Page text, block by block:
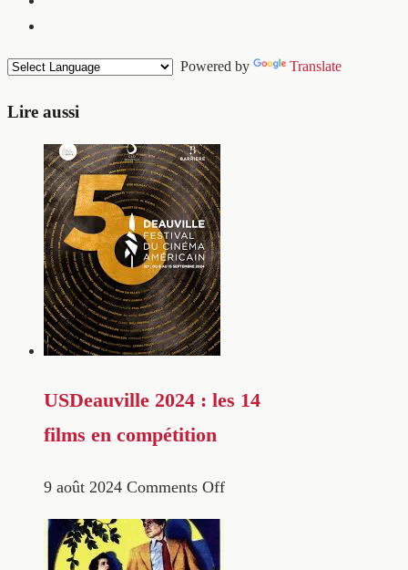
Powered by Translate
Lire aussi
USDeauville 2024 : les 14
films en compétition
9 août 2024 Comments Off